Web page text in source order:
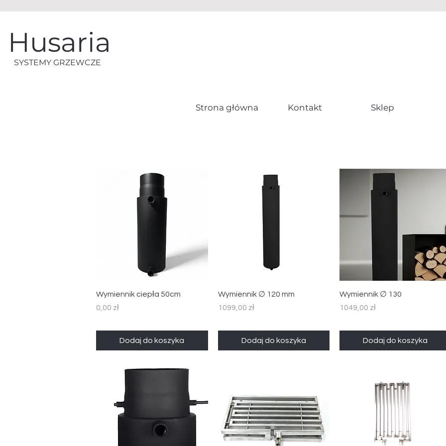
Husaria
SYSTEMY GRZEWCZE
Strona główna Kontakt Sklep
Podgląd
Wymiennik ciepła 50cm
Cena
0,00 zł
Dodaj do koszyka
Podgląd
Wymiennik ∅ 120 mm
Cena
1099,00 zł
Dodaj do koszyka
Podgląd
Wymiennik ∅ 130
Cena
1049,00 zł
Dodaj do koszyka